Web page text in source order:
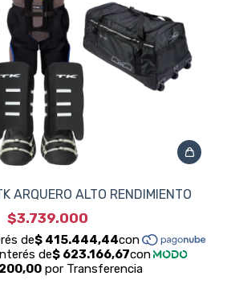
ARQUERO ALTO RENDIMIENTO
$3.739.000